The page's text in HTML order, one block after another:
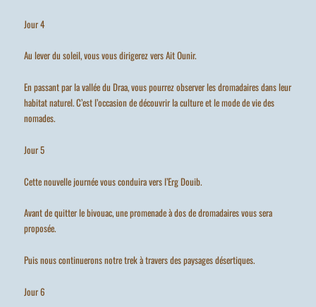
Jour 4
Au lever du soleil, vous vous dirigerez vers Ait Ounir.
En passant par la vallée du Draa, vous pourrez observer les dromadaires dans leur
habitat naturel. C’est l’occasion de découvrir la culture et le mode de vie des
nomades.
Jour 5
Cette nouvelle journée vous conduira vers l’Erg Douib.
Avant de quitter le bivouac, une promenade à dos de dromadaires vous sera
proposée.
Puis nous continuerons notre trek à travers des paysages désertiques.
Jour 6